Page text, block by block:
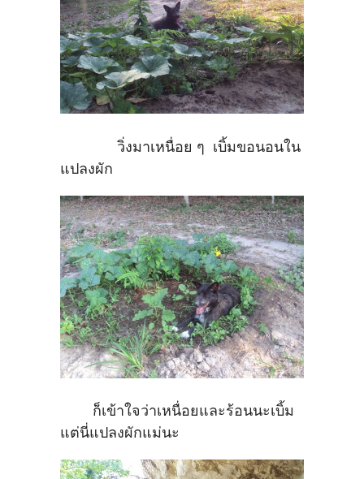
วิ่งมาเหนื่อย ๆ เบิ้มขอนอนใน
แปลงผัก
ก็เข้าใจว่าเหนื่อยและร้อนนะเบิ้ม
แต่นี่แปลงผักแม่นะ